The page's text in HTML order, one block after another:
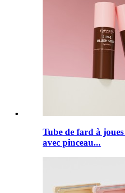
Tube de fard à
avec pinceau...